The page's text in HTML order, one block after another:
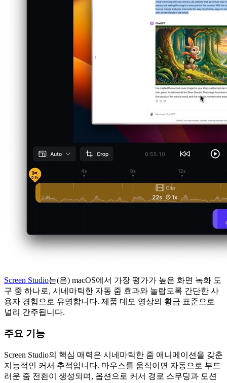
Screen Studio는(은) macOS에서 가장 평가가 높은 화면 녹화 도
구 중 하나로, 시네마틱한 자동 줌 효과와 놀랍도록 간단한 사
용자 경험으로 유명합니다. 제품 데모 영상의 황금 표준으로
널리 간주됩니다.
주요 기능
Screen Studio의 핵심 매력은 시네마틱한 줌 애니메이션을 갖춘
지능적인 커서 추적입니다. 마우스를 움직이면 자동으로 부드
러운 줌 전환이 생성되며, 옵션으로 커서 경로 스무딩과 모션